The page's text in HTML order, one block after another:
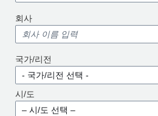
회사
국가/리전
- 국가/리전 선택 -
시/도
– 시/도 선택 –